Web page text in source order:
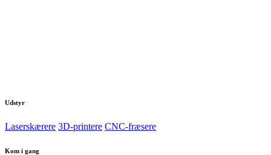
Udstyr
Laserskærere 3D-printere CNC-fræsere
Kom i gang